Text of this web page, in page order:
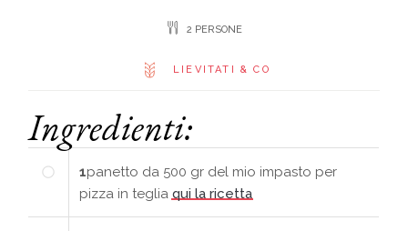
2 PERSONE
LIEVITATI & CO
Ingredienti:
1panetto da 500 gr del mio impasto per
pizza in tegliaqui la ricetta